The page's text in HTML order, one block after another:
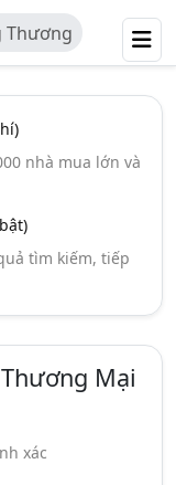
Thương
nhà mua lớn và
tìm kiếm, tiếp
Mại
xác